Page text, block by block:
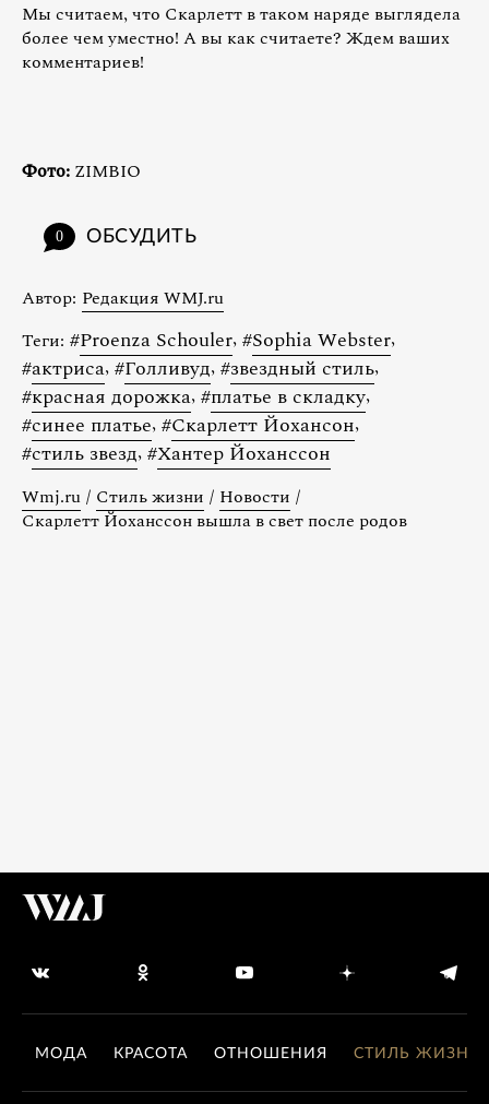
Мы считаем, что Скарлетт в таком наряде выглядела
более чем уместно! А вы как считаете? Ждем ваших
комментариев!
Фото: ZIMBIO
0 ОБСУДИТЬ
Автор: Редакция WMJ.ru
Теги: #Proenza Schouler, #Sophia Webster,
#актриса, #Голливуд, #звездный стиль,
#красная дорожка, #платье в складку,
#синее платье, #Скарлетт Йохансон,
#стиль звезд, #Хантер Йоханссон
Wmj.ru / Стиль жизни / Новости /
Скарлетт Йоханссон вышла в свет после родов
МОДА КРАСОТА ОТНОШЕНИЯ СТИЛЬ ЖИЗНИ